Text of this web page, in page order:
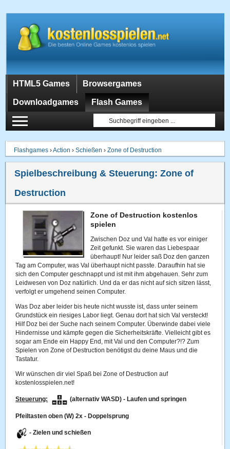
HTML5 Games Browsergames
Downloadgames Flash Games
Flashgames ›Action ›Schießen ›Zone of Destruction
Spielbeschreibung & Steuerung:Zone of
Destruction
Zone of Destruction kostenlos
spielen
Zwischen Doz und Val hatte es vor einiger
Zeit gefunkt. Sie waren das Liebespaar
überhaupt! Nur leider saß Doz den ganzen
Tag am Computer, was Val überhaupt nicht passte. Daraufhin hat sie
sich den Computer geschnappt und ist mit ihm abgehauen. Sehr zum
Leidwesen von Doz natürlich. Und da er das nicht auf sich sitzen lässt,
verfolgt er umgehend seinen Computer.
Was Doz aber leider bis heute nicht wusste ist, dass unter seinem
Grundstück ein riesiges Labor liegt. Genau dort hat sich Val versteckt!
Hilf Doz bei der Suche nach seinem Computer. Überwinde dabei viele
Hindernisse und kämpfe gegen die Sicherheitskräfte. Vielleicht gibt es
sogar am Ende ein Happy End, mit Val und den Computer?!? Zum
Spielen von Zone of Destruction benötigst du deine Maus und die
Tastatur.
Wir wünschen dir viel Spaß bei Zone of Destruction auf
kostenlosspielen.net!
Steuerung: (alternativ WASD) - Laufen und springen
Pfeiltasten oben (W) 2x - Doppelsprung
- Zielen und schießen